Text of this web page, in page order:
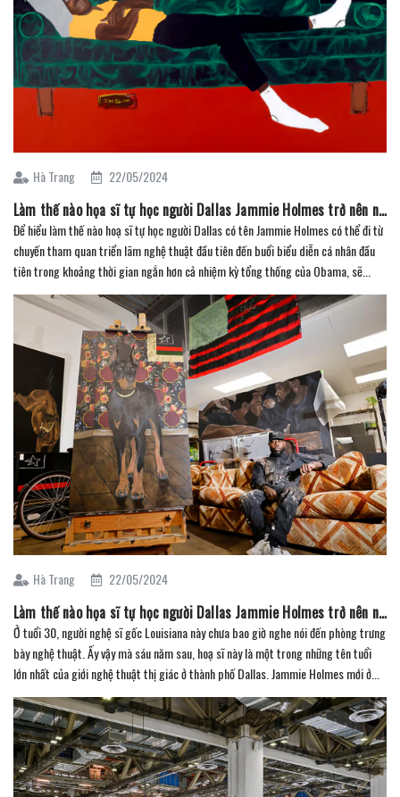
Hà Trang 22/05/2024
Làm thế nào họa sĩ tự học người Dallas Jammie Holmes trở nên nổi tiếng khắp nước Mỹ? (Phần 2)
Để hiểu làm thế nào hoạ sĩ tự học người Dallas có tên Jammie Holmes có thể đi từ
chuyến tham quan triển lãm nghệ thuật đầu tiên đến buổi biểu diễn cá nhân đầu
tiên trong khoảng thời gian ngắn hơn cả nhiệm kỳ tổng thống của Obama, sẽ...
Hà Trang 22/05/2024
Làm thế nào họa sĩ tự học người Dallas Jammie Holmes trở nên nổi tiếng khắp nước Mỹ? (Phần 1)
Ở tuổi 30, người nghệ sĩ gốc Louisiana này chưa bao giờ nghe nói đến phòng trưng
bày nghệ thuật. Ấy vậy mà sáu năm sau, hoạ sĩ này là một trong những tên tuổi
lớn nhất của giới nghệ thuật thị giác ở thành phố Dallas. Jammie Holmes mới ở...